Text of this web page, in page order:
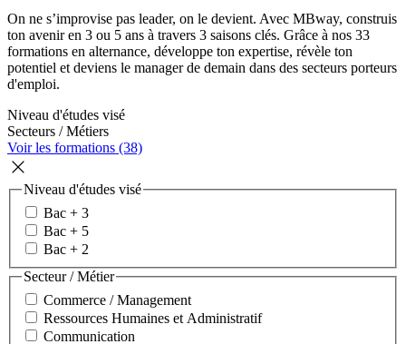
On ne s’improvise pas leader, on le devient. Avec MBway, construis
ton avenir en 3 ou 5 ans à travers 3 saisons clés. Grâce à nos 33
formations en alternance, développe ton expertise, révèle ton
potentiel et deviens le manager de demain dans des secteurs porteurs
d'emploi.
Niveau d'études visé
Secteurs / Métiers
Voir les formations (38)
Niveau d'études visé
Bac + 3
Bac + 5
Bac + 2
Secteur / Métier
Commerce / Management
Ressources Humaines et Administratif
Communication